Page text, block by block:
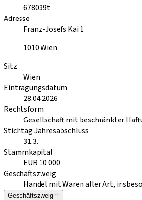
678039t
Adresse
Franz-Josefs Kai 1
1010Wien
Sitz
Wien
Eintragungsdatum
28.04.2026
Rechtsform
Gesellschaft mit beschränkter
Stichtag Jahresabschluss
31.3.
Stammkapital
EUR 10 000
Geschäftszweig
Handel mit Waren aller Art,
Geschäftszweig